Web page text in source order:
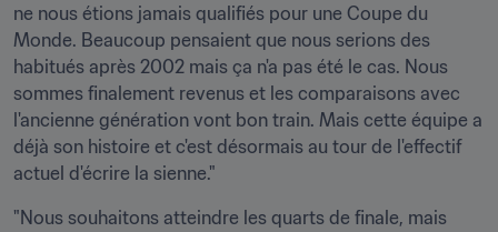
ne nous étions jamais qualifiés pour une Coupe du
Monde. Beaucoup pensaient que nous serions des
habitués après 2002 mais ça n'a pas été le cas. Nous
sommes finalement revenus et les comparaisons avec
l'ancienne génération vont bon train. Mais cette équipe a
déjà son histoire et c'est désormais au tour de l'effectif
actuel d'écrire la sienne."
"Nous souhaitons atteindre les quarts de finale, mais